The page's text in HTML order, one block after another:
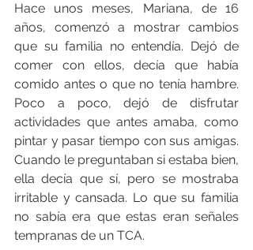
Hace unos meses, Mariana, de 16
años, comenzó a mostrar cambios
que su familia no entendía. Dejó de
comer con ellos, decía que había
comido antes o que no tenía hambre.
Poco a poco, dejó de disfrutar
actividades que antes amaba, como
pintar y pasar tiempo con sus amigas.
Cuando le preguntaban si estaba bien,
ella decía que sí, pero se mostraba
irritable y cansada. Lo que su familia
no sabía era que estas eran señales
tempranas de un TCA.